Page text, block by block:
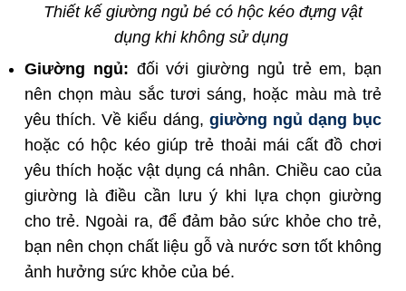
Thiết kế giường ngủ bé có hộc kéo đựng vật
dụng khi không sử dụng
Giường ngủ: đối với giường ngủ trẻ em, bạn
nên chọn màu sắc tươi sáng, hoặc màu mà trẻ
yêu thích. Về kiểu dáng, giường ngủ dạng bục
hoặc có hộc kéo giúp trẻ thoải mái cất đồ chơi
yêu thích hoặc vật dụng cá nhân. Chiều cao của
giường là điều cần lưu ý khi lựa chọn giường
cho trẻ. Ngoài ra, để đảm bảo sức khỏe cho trẻ,
bạn nên chọn chất liệu gỗ và nước sơn tốt không
ảnh hưởng sức khỏe của bé.